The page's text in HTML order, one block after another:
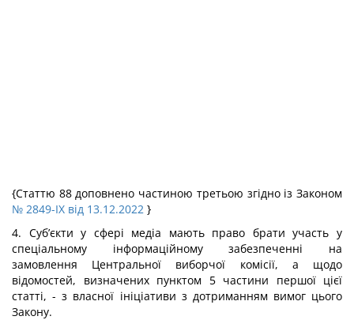
{Статтю 88 доповнено частиною третьою згідно із Законом
№ 2849-IX від 13.12.2022 }
4. Суб’єкти у сфері медіа мають право брати участь у
спеціальному інформаційному забезпеченні на
замовлення Центральної виборчої комісії, а щодо
відомостей, визначених пунктом 5 частини першої цієї
статті, - з власної ініціативи з дотриманням вимог цього
Закону.